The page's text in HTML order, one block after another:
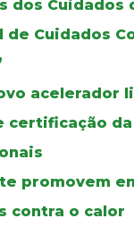
dos Cuidados
de Cuidados
acelerador
certificação
promovem
contra o calor